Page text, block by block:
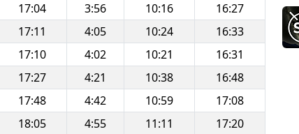
17:04 3:56 10:16
16:27
17:11 4:05 10:24
16:33
17:10 4:02 10:21
16:31
17:27 4:21 10:38
16:48
17:48 4:42 10:59
17:08
18:05 4:55 11:11 17:20